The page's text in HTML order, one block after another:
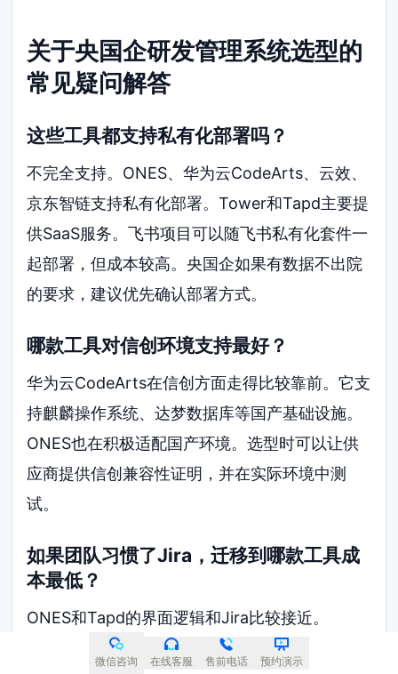
关于央国企研发管理系统选型的
常见疑问解答
这些工具都支持私有化部署吗？
不完全支持。ONES、华为云CodeArts、云效、
京东智链支持私有化部署。Tower和Tapd主要提
供SaaS服务。飞书项目可以随飞书私有化套件一
起部署，但成本较高。央国企如果有数据不出院
的要求，建议优先确认部署方式。
哪款工具对信创环境支持最好？
华为云CodeArts在信创方面走得比较靠前。它支
持麒麟操作系统、达梦数据库等国产基础设施。
ONES也在积极适配国产环境。选型时可以让供
应商提供信创兼容性证明，并在实际环境中测
试。
如果团队习惯了Jira，迁移到哪款工具成
本最低？
ONES和Tapd的界面逻辑和Jira比较接近。
ONES提供Jira数据迁移工具，能把历史需求和缺
微信咨询 在线客服 售前电话 预约演示